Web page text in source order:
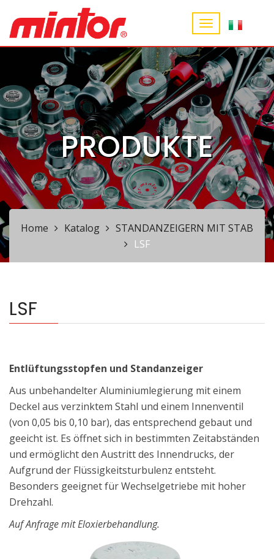
PRODUKTE
Home Katalog
STANDANZEIGERN MIT STAB
LSF
LSF
Entlüftungsstopfen und Standanzeiger
Aus unbehandelter Aluminiumlegierung mit einem
Deckel aus verzinktem Stahl und einem Innenventil
(von 0,05 bis 0,10 bar), das entsprechend gebaut und
geeicht ist. Es öffnet sich in bestimmten Zeitabständen
und ermöglicht den Austritt des Innendrucks, der
Aufgrund der Flüssigkeitsturbulenz entsteht.
Besonders geeignet für Wechselgetriebe mit hoher
Drehzahl.
Auf Anfrage mit Eloxierbehandlung.